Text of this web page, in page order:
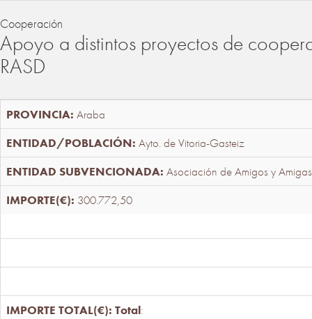
Cooperación
Apoyo a distintos proyectos de
RASD
Araba
Ayto. de Vitoria-Gasteiz
Asociación de Amigos y
300.772,50
Total: